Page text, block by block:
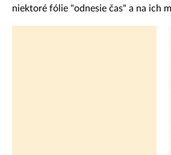
niektoré fólie "odnesie čas" a na ich